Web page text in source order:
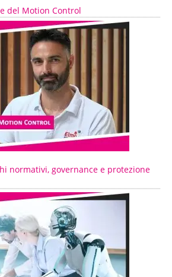
del Motion Control
normativi, governance e protezione